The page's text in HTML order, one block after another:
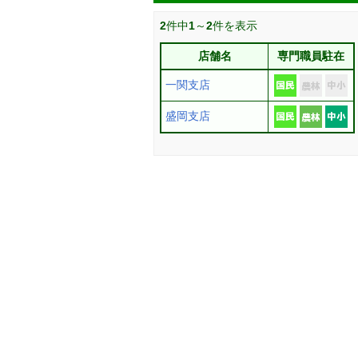
2件中1～2件を表示
店舗名 専門職員駐在
一関支店
盛岡支店